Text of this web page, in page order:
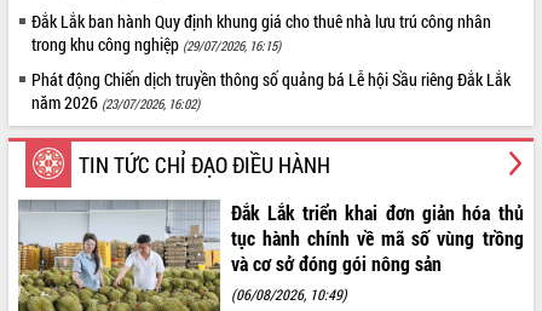
VIDEO
Loading the player...
Khám bệnh, cấp phát thuốc miễn phí và tặng quà
người dân xã Cư Pui
Hội nghị UBND tỉnh Đắk Lắk thường kỳ tháng
7/2026
Đắk Lắk ban hành Quy định khung giá cho thuê nhà lưu trú công nhân
trong khu công nghiệp (29/07/2026, 16:15)
Phát động Chiến dịch truyền thông số quảng bá Lễ hội Sầu riêng Đắk Lắk
năm 2026 (23/07/2026, 16:02)
TIN TỨC CHỈ ĐẠO ĐIỀU HÀNH
Đắk Lắk triển khai đơn giản hóa thủ
tục hành chính về mã số vùng trồng
và cơ sở đóng gói nông sản
(06/08/2026, 10:49)